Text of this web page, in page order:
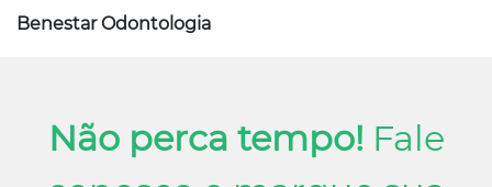
Benestar Odontologia
Não perca tempo! Fale